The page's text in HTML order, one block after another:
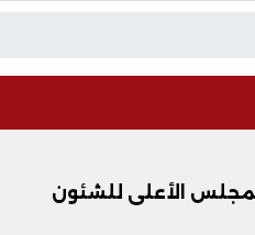
دول ضمن منحة المجلس الأعلى للشئون